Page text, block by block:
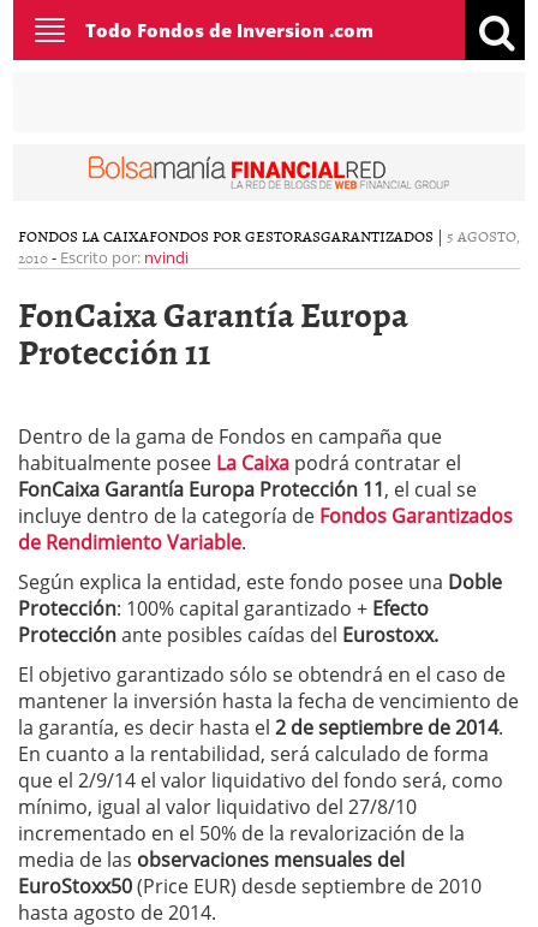
Toggle
navigation
Todo Fondos de Inversion .com
FONDOS LA CAIXAFONDOS POR GESTORASGARANTIZADOS | 5 AGOSTO,
2010- Escrito por: nvindi
FonCaixa Garantía Europa
Protección 11
Dentro de la gama de Fondos en campaña que
habitualmente posee La Caixa podrá contratar el
FonCaixa Garantía Europa Protección 11, el cual se
incluye dentro de la categoría de Fondos Garantizados
de Rendimiento Variable.
Según explica la entidad, este fondo posee una Doble
Protección: 100% capital garantizado + Efecto
Protecciónante posibles caídas del Eurostoxx.
El objetivo garantizado sólo se obtendrá en el caso de
mantener la inversión hasta la fecha de vencimiento de
la garantía, es decir hasta el 2 de septiembre de 2014.
En cuanto a la rentabilidad, será calculado de forma
que el 2/9/14 el valor liquidativo del fondo será, como
mínimo, igual al valor liquidativo del 27/8/10
incrementado en el 50% de la revalorización de la
media de las observaciones mensuales del
EuroStoxx50(Price EUR) desde septiembre de 2010
hasta agosto de 2014.